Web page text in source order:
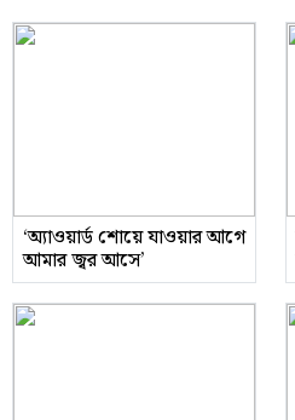
‘অ্যাওয়ার্ড শোয়ে যাওয়ার আগে
আমার জ্বর আসে’